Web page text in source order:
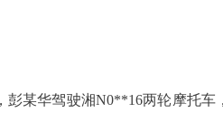
某华驾驶湘N0**16两轮摩托车